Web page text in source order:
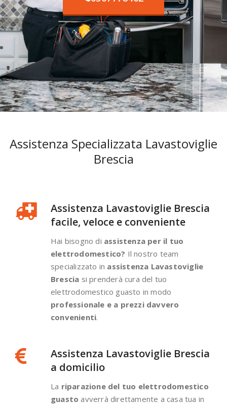
Assistenza Specializzata Lavastoviglie
Brescia
Assistenza Lavastoviglie Brescia
facile, veloce e conveniente
Hai bisogno di assistenza per il tuo
elettrodomestico? Il nostro team
specializzato in assistenza Lavastoviglie
Brescia si prenderà cura del tuo
elettrodomestico guasto in modo
professionale e a prezzi davvero
convenienti.
Assistenza Lavastoviglie Brescia
a domicilio
La riparazione del tuo elettrodomestico
guasto avverrà direttamente a casa tua in